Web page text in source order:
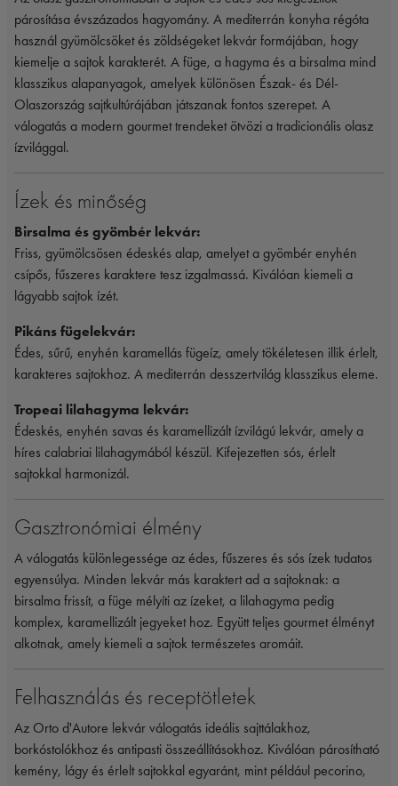
párosítása évszázados hagyomány. A mediterrán konyha régóta
használ gyümölcsöket és zöldségeket lekvár formájában, hogy
kiemelje a sajtok karakterét. A füge, a hagyma és a birsalma mind
klasszikus alapanyagok, amelyek különösen Észak- és Dél-
Olaszország sajtkultúrájában játszanak fontos szerepet. A
válogatás a modern gourmet trendeket ötvözi a tradicionális olasz
ízvilággal.
Ízek és minőség
Birsalma és gyömbér lekvár:
Friss, gyümölcsösen édeskés alap, amelyet a gyömbér enyhén
csípős, fűszeres karaktere tesz izgalmassá. Kiválóan kiemeli a
lágyabb sajtok ízét.
Pikáns fügelekvár:
Édes, sűrű, enyhén karamellás fügeíz, amely tökéletesen illik érlelt,
karakteres sajtokhoz. A mediterrán desszertvilág klasszikus eleme.
Tropeai lilahagyma lekvár:
Édeskés, enyhén savas és karamellizált ízvilágú lekvár, amely a
híres calabriai lilahagymából készül. Kifejezetten sós, érlelt
sajtokkal harmonizál.
Gasztronómiai élmény
A válogatás különlegessége az édes, fűszeres és sós ízek tudatos
egyensúlya. Minden lekvár más karaktert ad a sajtoknak: a
birsalma frissít, a füge mélyíti az ízeket, a lilahagyma pedig
komplex, karamellizált jegyeket hoz. Együtt teljes gourmet élményt
alkotnak, amely kiemeli a sajtok természetes aromáit.
Felhasználás és receptötletek
Az Orto d'Autore lekvár válogatás ideális sajttálakhoz,
borkóstolókhoz és antipasti összeállításokhoz. Kiválóan párosítható
kemény, lágy és érlelt sajtokkal egyaránt, mint például pecorino,